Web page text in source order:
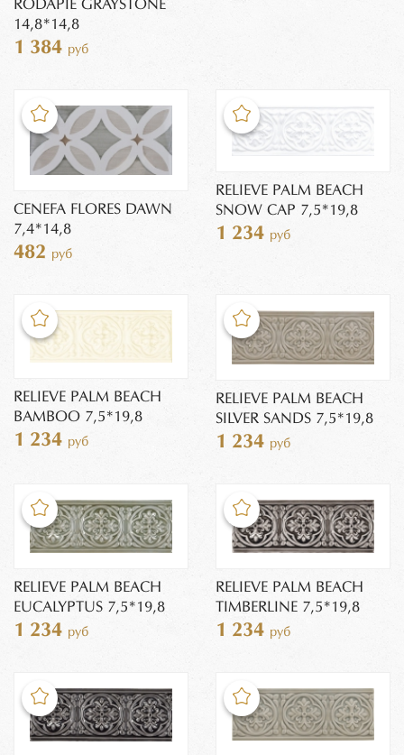
RODAPIE GRAYSTONE
14,8*14,8
1 384 руб
CENEFA FLORES DAWN
7,4*14,8
482 руб
RELIEVE PALM BEACH
SNOW CAP 7,5*19,8
1 234 руб
RELIEVE PALM BEACH
BAMBOO 7,5*19,8
1 234 руб
RELIEVE PALM BEACH
SILVER SANDS 7,5*19,8
1 234 руб
RELIEVE PALM BEACH
EUCALYPTUS 7,5*19,8
1 234 руб
RELIEVE PALM BEACH
TIMBERLINE 7,5*19,8
1 234 руб